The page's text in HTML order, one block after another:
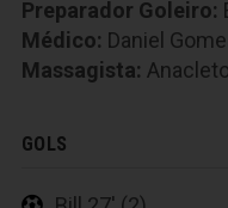
Preparador Goleiro:
Médico: Daniel
Massagista:
GOLS